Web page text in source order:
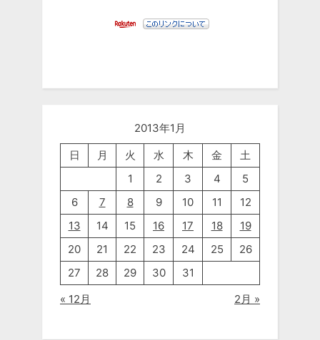
2013年1月
日
月 火 水 木 金
土
1
2 3 4
5
6
7 8 9 10 11
12
13
14 15 16 17 18
19
20
21 22 23 24 25
26
27
28 29 30
31
« 12月
2月 »